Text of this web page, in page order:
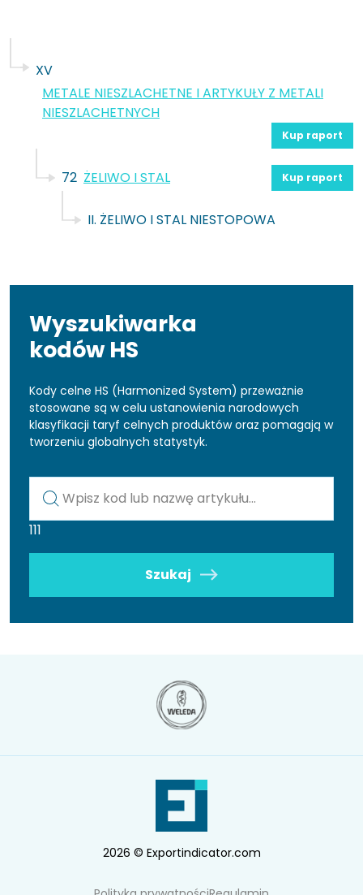
XV
METALE NIESZLACHETNE I ARTYKUŁY Z METALI
NIESZLACHETNYCH
Kup raport
72 ŻELIWO I STAL Kup raport
II. ŻELIWO I STAL NIESTOPOWA
Wyszukiwarka
kodów HS
Kody celne HS (Harmonized System) przeważnie
stosowane są w celu ustanowienia narodowych
klasyfikacji taryf celnych produktów oraz pomagają w
tworzeniu globalnych statystyk.
111
Szukaj
2026 © Exportindicator.com